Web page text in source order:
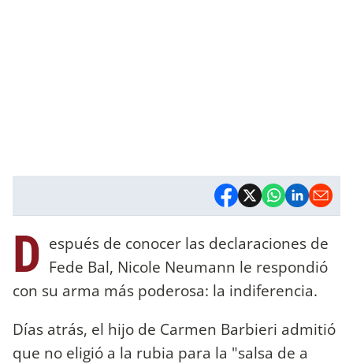
D espués de conocer las declaraciones de
Fede Bal, Nicole Neumann le respondió
con su arma más poderosa: la indiferencia.
Días atrás, el hijo de Carmen Barbieri admitió
que no eligió a la rubia para la "salsa de a